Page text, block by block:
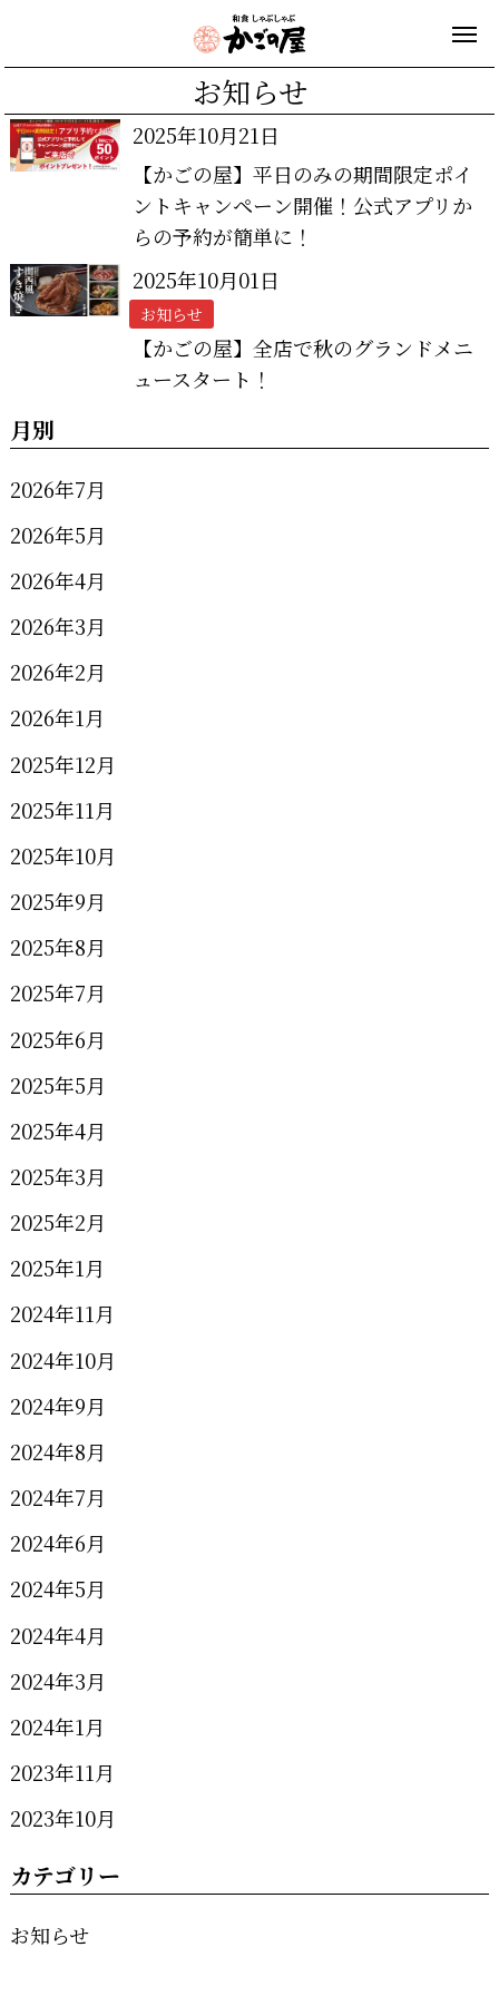
お知らせ
2025年10月21日
【かごの屋】平日のみの期間限定ポイ
ントキャンペーン開催！公式アプリか
らの予約が簡単に！
2025年10月01日
お知らせ
【かごの屋】全店で秋のグランドメニ
ュースタート！
月別
2026年7月
2026年5月
2026年4月
2026年3月
2026年2月
2026年1月
2025年12月
2025年11月
2025年10月
2025年9月
2025年8月
2025年7月
2025年6月
2025年5月
2025年4月
2025年3月
2025年2月
2025年1月
2024年11月
2024年10月
2024年9月
2024年8月
2024年7月
2024年6月
2024年5月
2024年4月
2024年3月
2024年1月
2023年11月
2023年10月
カテゴリー
お知らせ